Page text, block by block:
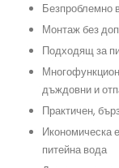
Безпроблемно
Монтаж без
Подходящ за
дъждовни и
Практичен,
Икономическа
питейна вода